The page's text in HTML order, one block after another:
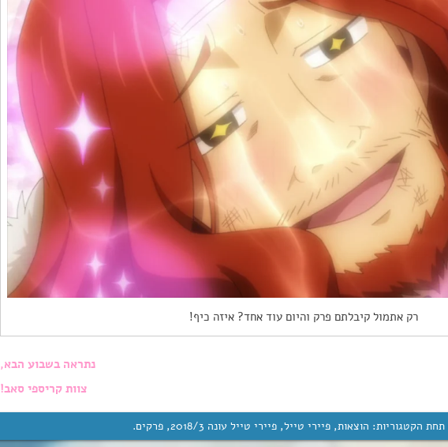
רק אתמול קיבלתם פרק והיום עוד אחד? איזה כיף!
נתראה בשבוע הבא,
צוות קריספי סאב!
תחת הקטגוריות: הוצאות,פיירי טייל,פיירי טייל עונה 3‏/‎2018 ,פרקים.